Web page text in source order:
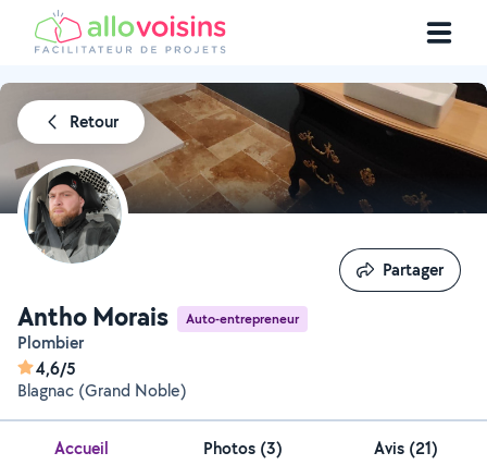
Retour
Antho Morais Auto-entrepreneur
Plombier
4,6/5
Blagnac (Grand Noble)
Partager
Partager
Accueil Photos (3) Avis (21)